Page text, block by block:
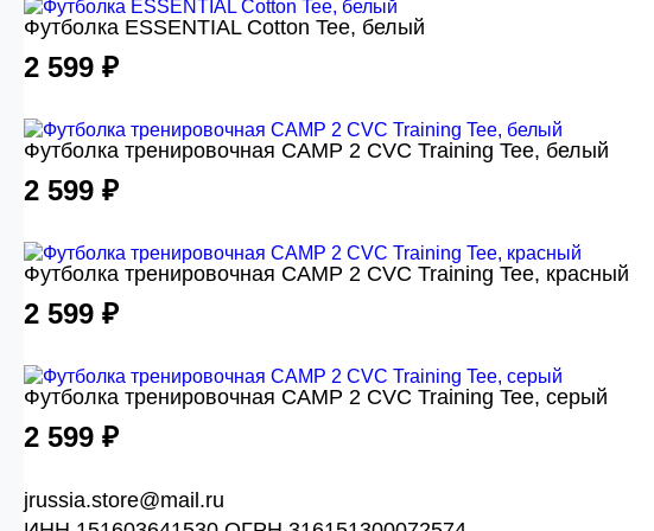
Футболка ESSENTIAL Cotton Tee, белый
2 599 ₽
Футболка тренировочная CAMP 2 CVC Training Tee, белый
2 599 ₽
Футболка тренировочная CAMP 2 CVC Training Tee, красный
2 599 ₽
Футболка тренировочная CAMP 2 CVC Training Tee, серый
2 599 ₽
jrussia.store@mail.ru